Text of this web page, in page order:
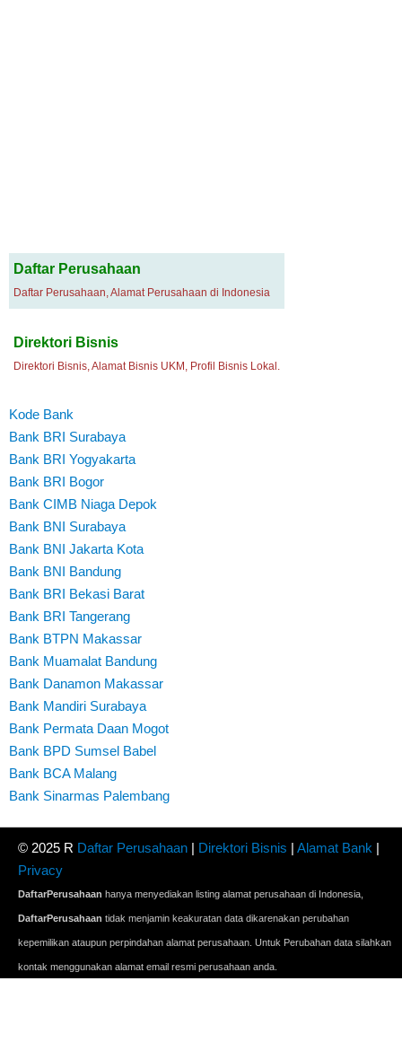
Daftar Perusahaan
Daftar Perusahaan, Alamat Perusahaan di Indonesia
Direktori Bisnis
Direktori Bisnis, Alamat Bisnis UKM, Profil Bisnis Lokal.
Kode Bank
Bank BRI Surabaya
Bank BRI Yogyakarta
Bank BRI Bogor
Bank CIMB Niaga Depok
Bank BNI Surabaya
Bank BNI Jakarta Kota
Bank BNI Bandung
Bank BRI Bekasi Barat
Bank BRI Tangerang
Bank BTPN Makassar
Bank Muamalat Bandung
Bank Danamon Makassar
Bank Mandiri Surabaya
Bank Permata Daan Mogot
Bank BPD Sumsel Babel
Bank BCA Malang
Bank Sinarmas Palembang
© 2025 R Daftar Perusahaan | Direktori Bisnis | Alamat Bank |
Privacy
DaftarPerusahaan hanya menyediakan listing alamat perusahaan di Indonesia,
DaftarPerusahaan tidak menjamin keakuratan data dikarenakan perubahan
kepemilikan ataupun perpindahan alamat perusahaan. Untuk Perubahan data silahkan
kontak menggunakan alamat email resmi perusahaan anda.